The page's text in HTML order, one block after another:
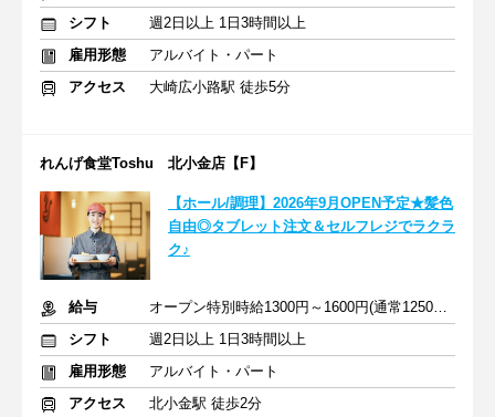
シフト
週2日以上 1日3時間以上
雇用形態
アルバイト・パート
アクセス
大崎広小路駅 徒歩5分
れんげ食堂Toshu 北小金店【F】
【ホール/調理】2026年9月OPEN予定★髪色
自由◎タブレット注文＆セルフレジでラクラ
ク♪
給与
オープン特別時給1300円～1600円(通常1250円)※一律加給・手当含
シフト
週2日以上 1日3時間以上
雇用形態
アルバイト・パート
アクセス
北小金駅 徒歩2分